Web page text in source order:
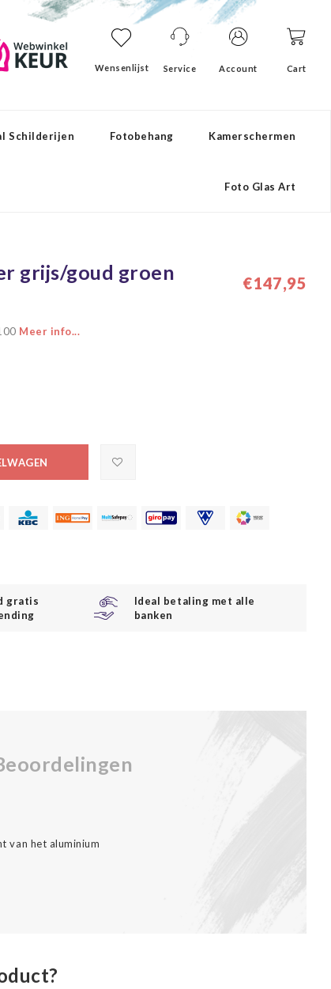
Wensenlijst Service Account Cart
Schilderijen Fotobehang Kamerschermen
Foto Glas Art
grijs/goud groen
€147,95
Meer info...
gratis
Ideal betaling met alle
banken
van het aluminium